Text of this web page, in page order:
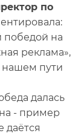
по
победой на
реклама»,
нашем пути
далась
- пример
даётся